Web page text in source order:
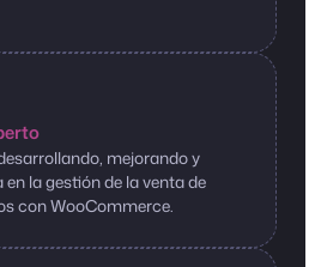
mejorando y
la gestión de la venta de
con WooCommerce.